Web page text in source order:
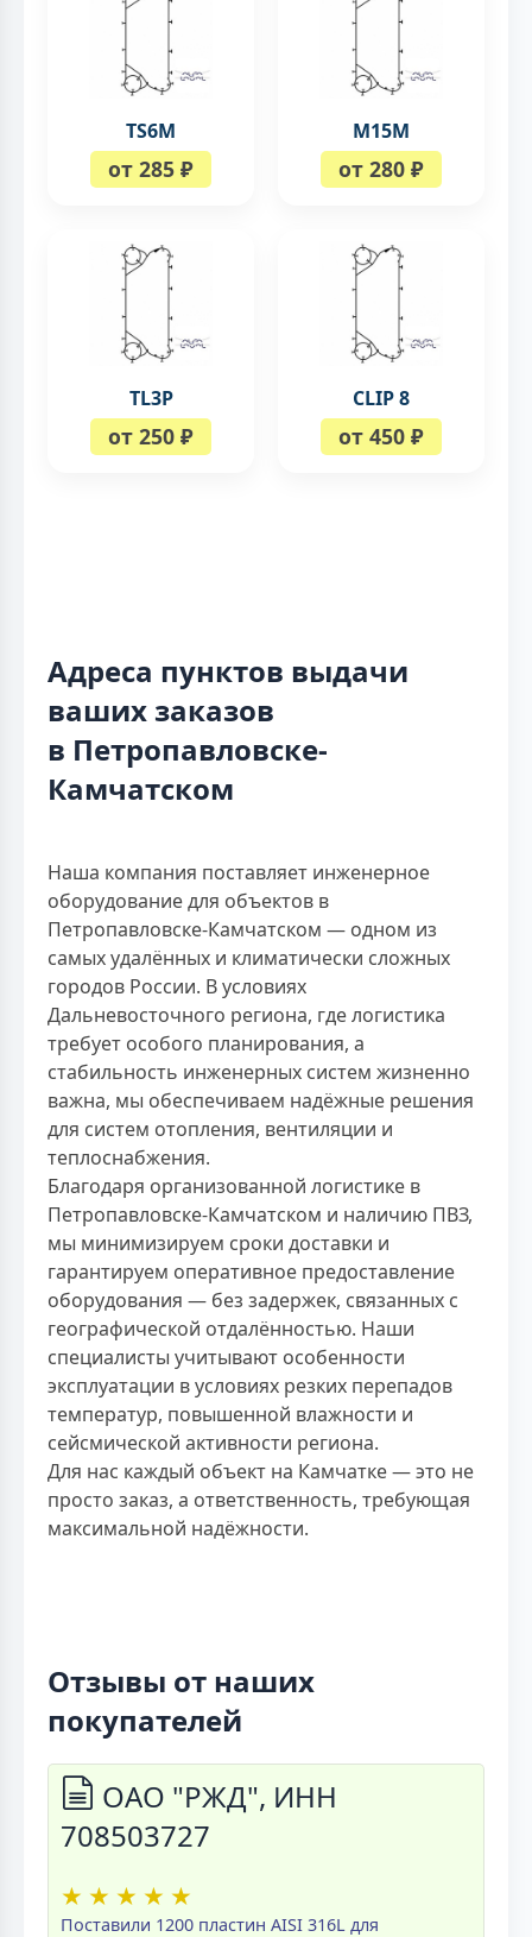
TS6M
от 285 ₽
М15М
от 280 ₽
TL3P
от 250 ₽
CLIP 8
от 450 ₽
Адреса пунктов выдачи
ваших заказов
в Петропавловске-
Камчатском
Наша компания поставляет инженерное
оборудование для объектов в
Петропавловске-Камчатском — одном из
самых удалённых и климатически сложных
городов России. В условиях
Дальневосточного региона, где логистика
требует особого планирования, а
стабильность инженерных систем жизненно
важна, мы обеспечиваем надёжные решения
для систем отопления, вентиляции и
теплоснабжения.
Благодаря организованной логистике в
Петропавловске-Камчатском и наличию ПВЗ,
мы минимизируем сроки доставки и
гарантируем оперативное предоставление
оборудования — без задержек, связанных с
географической отдалённостью. Наши
специалисты учитывают особенности
эксплуатации в условиях резких перепадов
температур, повышенной влажности и
сейсмической активности региона.
Для нас каждый объект на Камчатке — это не
просто заказ, а ответственность, требующая
максимальной надёжности.
Отзывы от наших
покупателей
ОАО "РЖД", ИНН
708503727
★ ★ ★ ★ ★
Поставили 1200 пластин AISI 316L для